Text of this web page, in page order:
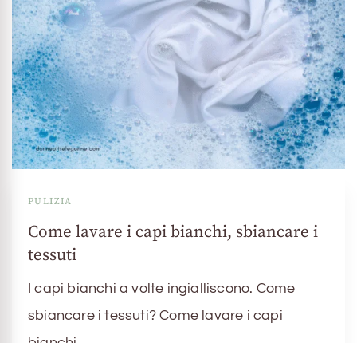
PULIZIA
Come lavare i capi bianchi, sbiancare i
tessuti
I capi bianchi a volte ingialliscono. Come
sbiancare i tessuti? Come lavare i capi